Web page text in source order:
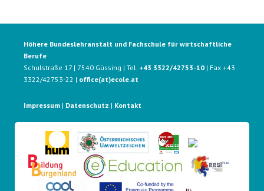
Höhere Bundeslehranstalt und Fachschule für wirtschaftliche
Berufe
Schulstraße 17 | 7540 Güssing | Tel. +43 3322/42753-10 | Fax +43
3322/42753-22 | office(at)ecole.at
Impressum | Datenschutz | Kontakt